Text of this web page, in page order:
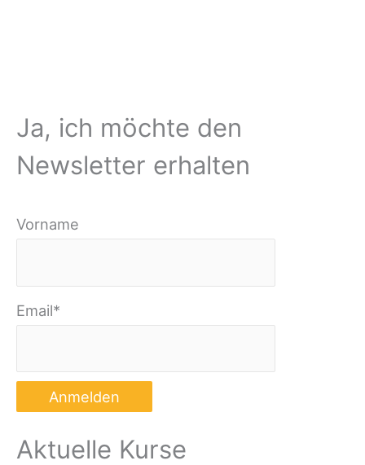
Ja, ich möchte den
Newsletter erhalten
Vorname
Email*
Aktuelle Kurse